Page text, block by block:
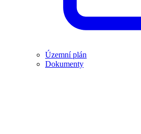
Územní plán
Dokumenty